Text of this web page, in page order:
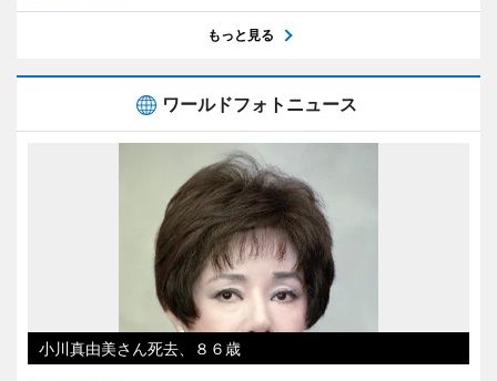
もっと見る
ワールドフォトニュース
小川真由美さん死去、８６歳